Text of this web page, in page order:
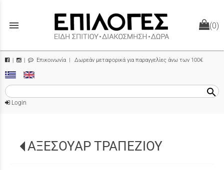
menu (0)
| Επικοινωνία | Δωρεάν μεταφορικά για παραγγελίες άνω των 100€
search
Login
ΑΞΕΣΟΥΑΡ ΤΡΑΠΕΖΙΟΥ